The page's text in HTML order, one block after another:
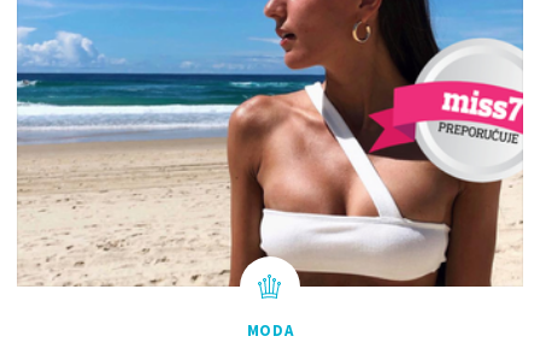
MODA